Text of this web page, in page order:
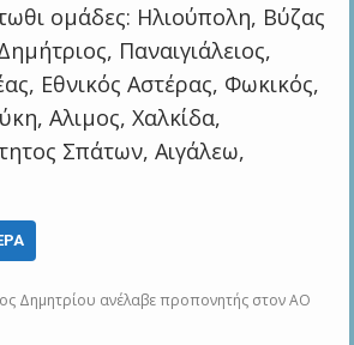
ομάδες: Ηλιούπολη, Βύζας
Παναιγιάλειος,
Εθνικός Αστέρας, Φωκικός,
Αλιμος, Χαλκίδα,
Σπάτων, Αιγάλεω,
Δημητρίου ανέλαβε προπονητής στον ΑΟ